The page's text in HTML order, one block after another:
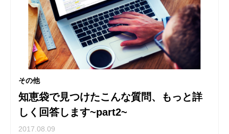
その他
知恵袋で見つけたこんな質問、もっと詳
しく回答します~part2~
2017.08.09